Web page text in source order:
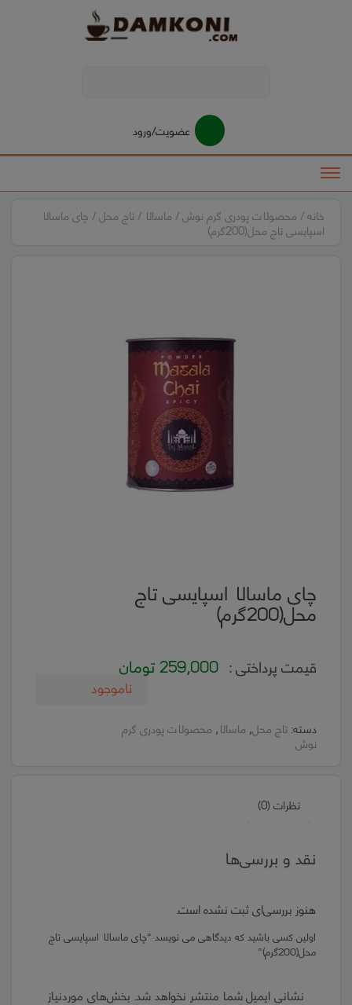
عضویت/ورود
خانه/ محصولات پودری گرم نوش/ ماسالا /تاج محل/ چای ماسالا
اسپایسی تاج محل(200گرم)
چای ماسالا اسپایسی تاج
محل(200گرم)
قیمت پرداختی : 259,000 تومان
ناموجود
دسته: تاج محل, ماسالا, محصولات پودری گرم
نوش
نظرات (0)
نقد و بررسی‌ها
هنوز بررسی‌ای ثبت نشده است.
اولین کسی باشید که دیدگاهی می نویسد “چای ماسالا اسپایسی تاج
محل(200گرم)”
نشانی ایمیل شما منتشر نخواهد شد. بخش‌های موردنیاز